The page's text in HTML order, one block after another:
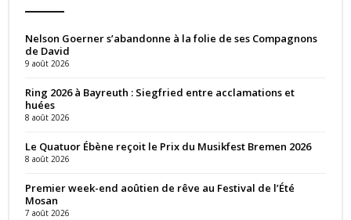
Nelson Goerner s’abandonne à la folie de ses Compagnons
de David
9 août 2026
Ring 2026 à Bayreuth : Siegfried entre acclamations et
huées
8 août 2026
Le Quatuor Ébène reçoit le Prix du Musikfest Bremen 2026
8 août 2026
Premier week-end aoûtien de rêve au Festival de l’Été
Mosan
7 août 2026